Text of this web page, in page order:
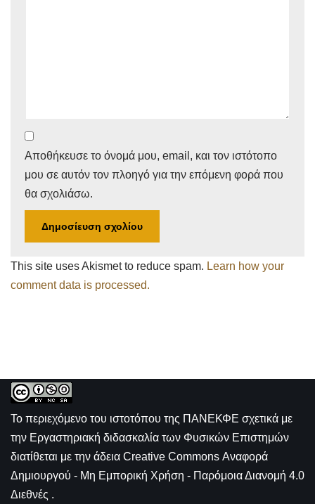
Αποθήκευσε το όνομά μου, email, και τον ιστότοπο
μου σε αυτόν τον πλοηγό για την επόμενη φορά που
θα σχολιάσω.
This site uses Akismet to reduce spam. Learn how your
comment data is processed.
Το περιεχόμενο του ιστοτόπου της ΠΑΝΕΚΦΕ σχετικά με
την Εργαστηριακή διδασκαλία των Φυσικών Επιστημών
διατίθεται με την άδεια Creative Commons Αναφορά
Δημιουργού - Μη Εμπορική Χρήση - Παρόμοια Διανομή 4.0
Διεθνές .